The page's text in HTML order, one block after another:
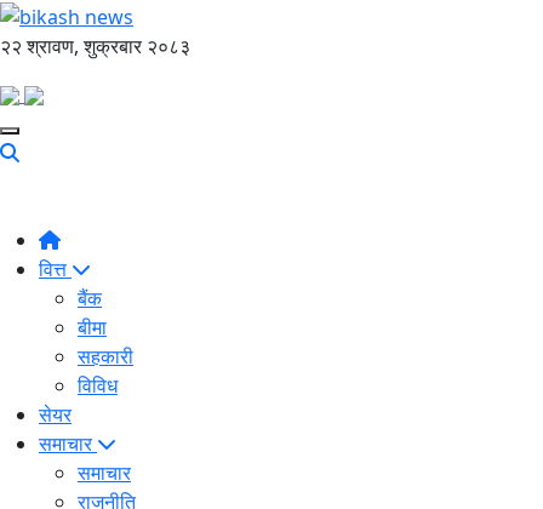
२२ श्रावण, शुक्रबार २०८३
वित्त
बैंक
बीमा
सहकारी
विविध
सेयर
समाचार
समाचार
राजनीति